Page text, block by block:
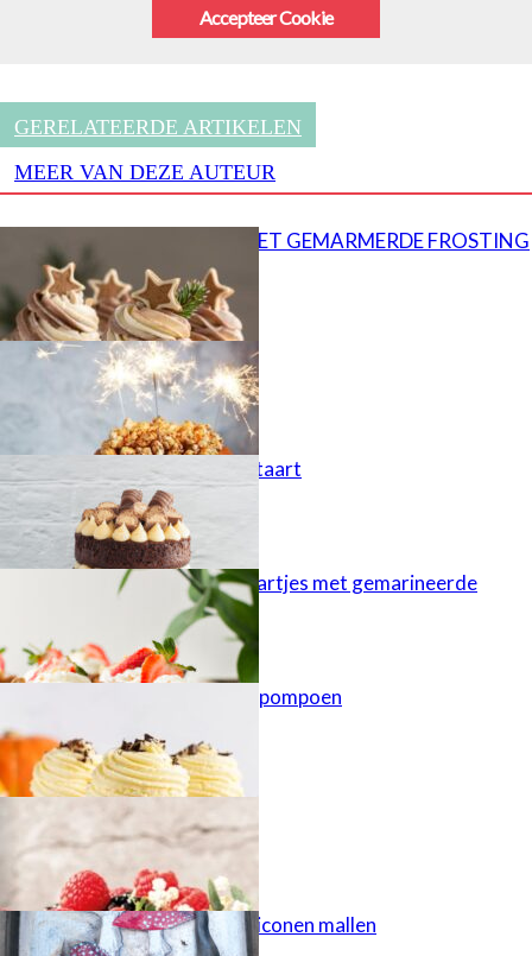
Accepteer Cookie
GERELATEERDE ARTIKELEN
MEER VAN DEZE AUTEUR
CUPCAKES MET GEMARMERDE FROSTING
Popcorn taart
Kinder Bueno taart
Cheesecaketaartjes met gemarineerde
aardbeien
Cupcakes met pompoen
Najaarstaart
Gietgips uit siliconen mallen